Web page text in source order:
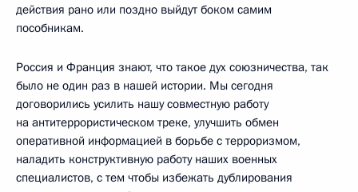
действия рано или поздно выйдут боком самим
пособникам.
Россия и Франция знают, что такое дух союзничества, так
было не один раз в нашей истории. Мы сегодня
договорились усилить нашу совместную работу
на антитеррористическом треке, улучшить обмен
оперативной информацией в борьбе с терроризмом,
наладить конструктивную работу наших военных
специалистов, с тем чтобы избежать дублирования